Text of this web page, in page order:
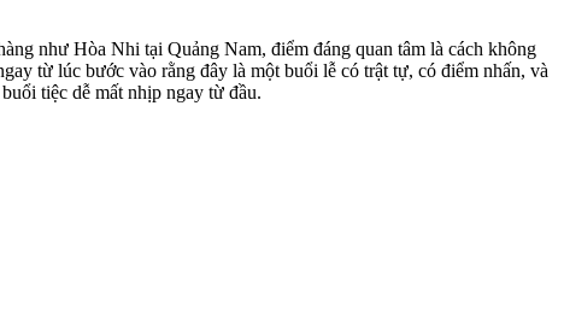
như Hòa Nhi tại Quảng Nam, điểm đáng quan tâm là cách không
từ lúc bước vào rằng đây là một buổi lễ có trật tự, có điểm nhấn, và
tiệc dễ mất nhịp ngay từ đầu.